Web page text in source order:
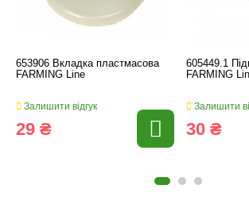
653906 Вкладка пластмасова
FARMING Line
Залишити відгук
29 ₴
605449.1
FARMING
Залишити
30 ₴